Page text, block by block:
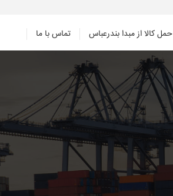
حمل کالا از مبدا بندرعباس تماس با ما